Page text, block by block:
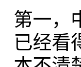
第一，
已经看